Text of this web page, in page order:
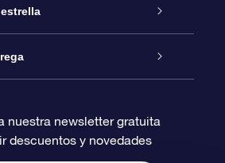
Online
OSR
OSR
Personalizada
Pago
nuestra newsletter gratuita
descuentos y novedades